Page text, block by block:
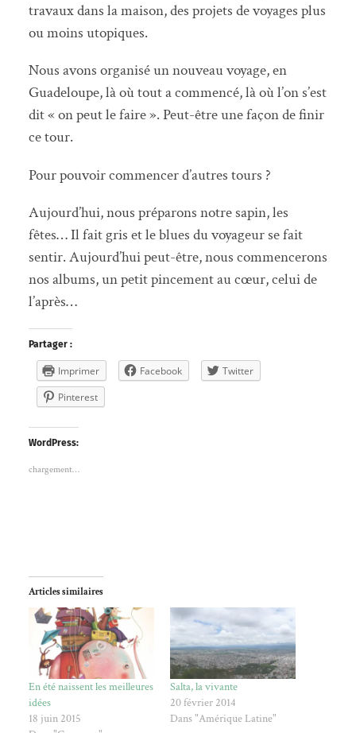
travaux dans la maison, des projets de voyages plus
ou moins utopiques.
Nous avons organisé un nouveau voyage, en
Guadeloupe, là où tout a commencé, là où l’on s’est
dit « on peut le faire ». Peut-être une façon de finir
ce tour.
Pour pouvoir commencer d’autres tours ?
Aujourd’hui, nous préparons notre sapin, les
fêtes… Il fait gris et le blues du voyageur se fait
sentir. Aujourd’hui peut-être, nous commencerons
nos albums, un petit pincement au cœur, celui de
l’après…
Partager :
Imprimer Facebook
Twitter
Pinterest
WordPress:
chargement…
Articles similaires
En été naissent les meilleures
idées
18 juin 2015
Salta, la vivante
20 février 2014
Dans "Amérique Latine"